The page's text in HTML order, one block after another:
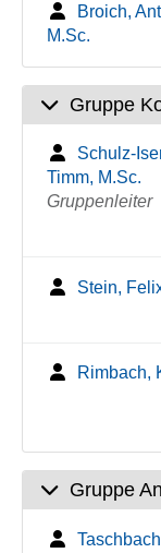
Broich,
M.Sc.
Gruppe
Schulz-
Timm, M.Sc.
Gruppenleiter
Stein,
Rimbach,
Gruppe